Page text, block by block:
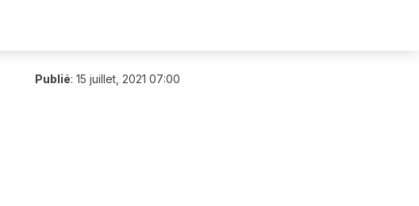
Publié: 15 juillet, 2021 07:00